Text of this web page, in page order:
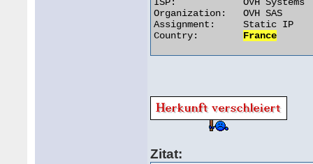
Organization:	OVH SAS
Assignment:	Static IP
France
Zitat: